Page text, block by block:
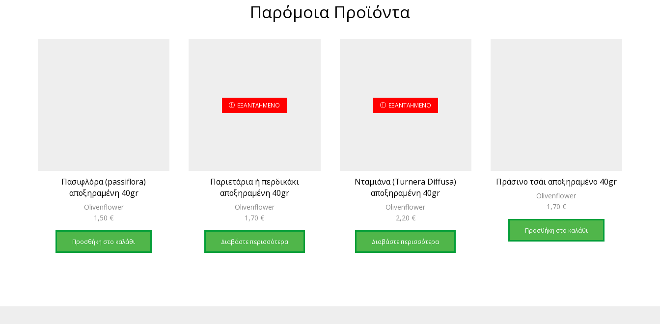
Παρόμοια Προϊόντα
Πασιφλόρα (passiflora)
αποξηραμένη 40gr
Olivenflower
1,50€
Προσθήκη στο καλάθι
ΕΞΑΝΤΛΗΜΈΝΟ
Παριετάρια ή περδικάκι
αποξηραμένη 40gr
Olivenflower
1,70€
Διαβάστε περισσότερα
ΕΞΑΝΤΛΗΜΈΝΟ
Νταμιάνα (Turnera Diffusa)
αποξηραμένη 40gr
Olivenflower
2,20 €
Διαβάστε περισσότερα
Πράσινο τσάι αποξηραμένο 40gr
Olivenflower
1,70 €
Προσθήκη στο καλάθι